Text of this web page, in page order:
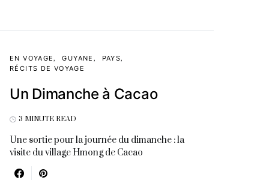
EN VOYAGE GUYANE
PAYS
RÉCITS DE VOYAGE
Un Dimanche à Cacao
3 MINUTE READ
Une sortie pour la journée du dimanche : la
visite du village Hmong de Cacao